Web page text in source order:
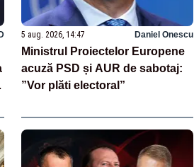
5 aug. 2026, 14:47 Daniel Onescu
Ministrul Proiectelor Europene
acuză PSD și AUR de sabotaj:
”Vor plăti electoral”